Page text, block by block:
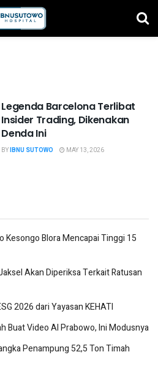
Legenda Barcelona Terlibat
Insider Trading, Dikenakan
Denda Ini
BYIBNU SUTOWO MAY 13, 2026
Kesongo Blora Mencapai Tinggi 15
Akan Diperiksa Terkait Ratusan
2026 dari Yayasan KEHATI
Buat Video AI Prabowo, Ini Modusnya
Penampung 52,5 Ton Timah